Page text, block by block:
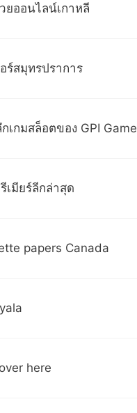
ยออนไลน์เกาหลี
ร์สมุทรปราการ
กเกมสล็อตของ GPI Game
เมียร์ลีกล่าสุด
papers Canada
here